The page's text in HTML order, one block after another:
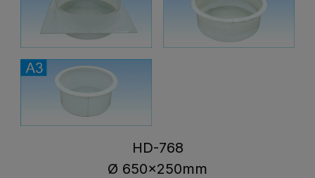
HD-768
Ø 650x250mm